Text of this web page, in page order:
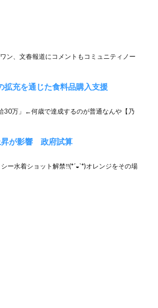
ン、文春報道にコメントもコミュニティノー
充を通じた食料品購入支援
30万」←何歳で達成するのが普通なんや【乃
昇が影響 政府試算
ー水着ショット解禁‼︎(*´◒`*)オレンジをその場